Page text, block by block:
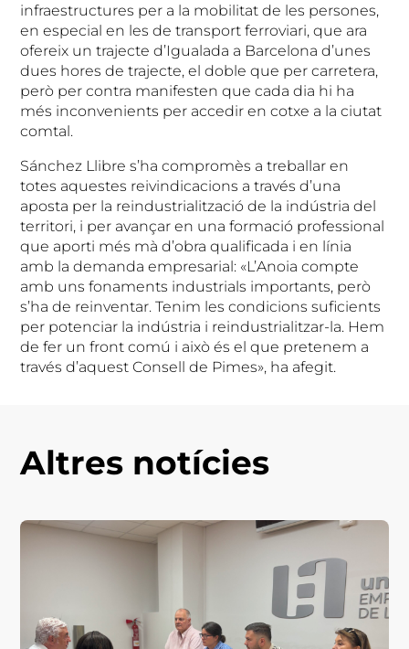
infraestructures per a la mobilitat de les persones,
en especial en les de transport ferroviari, que ara
ofereix un trajecte d’Igualada a Barcelona d’unes
dues hores de trajecte, el doble que per carretera,
però per contra manifesten que cada dia hi ha
més inconvenients per accedir en cotxe a la ciutat
comtal.
Sánchez Llibre s’ha compromès a treballar en
totes aquestes reivindicacions a través d’una
aposta per la reindustrialització de la indústria del
territori, i per avançar en una formació professional
que aporti més mà d’obra qualificada i en línia
amb la demanda empresarial: «L’Anoia compte
amb uns fonaments industrials importants, però
s’ha de reinventar. Tenim les condicions suficients
per potenciar la indústria i reindustrialitzar-la. Hem
de fer un front comú i això és el que pretenem a
través d’aquest Consell de Pimes», ha afegit.
Altres notícies